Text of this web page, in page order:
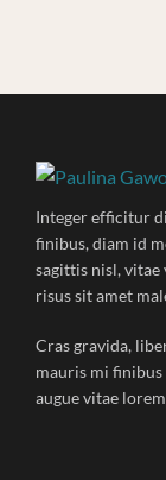
Integer efficitur
finibus, diam id
sagittis nisl,
risus sit amet
Cras gravida,
mauris mi
augue vitae